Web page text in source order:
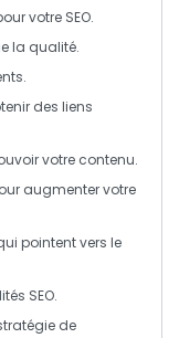
votre SEO.
la qualité.
.
des liens
votre contenu.
augmenter votre
pointent vers le
SEO.
de